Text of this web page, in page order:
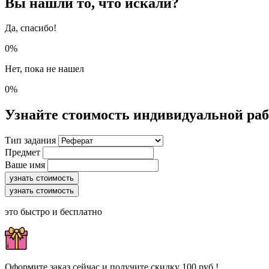
Да, спасибо!
0%
Нет, пока не нашел
0%
Узнайте стоимость индивидуальной
Тип задания
Предмет
Ваше имя
узнать стоимость
узнать стоимость
это быстро и бесплатно